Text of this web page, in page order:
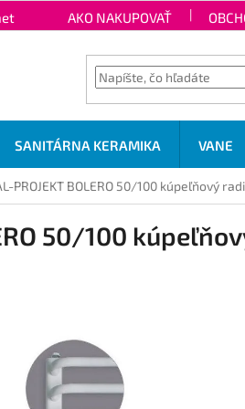
AKO NAKUPOVAŤ
SANITÁRNA KERAMIKA VANE
PROJEKT BOLERO 50/100 kúpeľňový
50/100